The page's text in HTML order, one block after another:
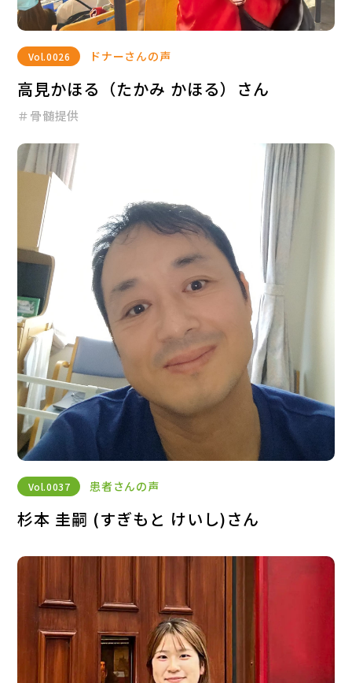
Vol.0026 ドナーさんの声
高見かほる（たかみ かほる）さん
＃骨髄提供
Vol.0037 患者さんの声
杉本 圭嗣 (すぎもと けいし)さん